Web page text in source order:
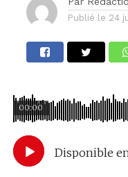
Publié le 24
00:00
Disponible